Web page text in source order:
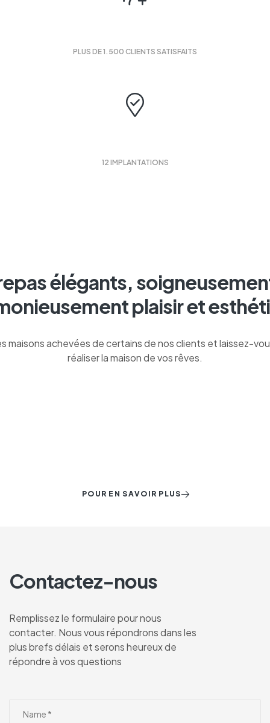
PLUS DE 1.500 CLIENTS SATISFAITS
12 IMPLANTATIONS
élégants,
plaisir et
maisons achevées de certains de nos clients et laissez-
réaliser la maison de vos rêves.
POUR EN SAVOIR PLUS
Contactez-nous
Remplissez le formulaire pour nous
contacter. Nous vous répondrons dans les
plus brefs délais et serons heureux de
répondre à vos questions